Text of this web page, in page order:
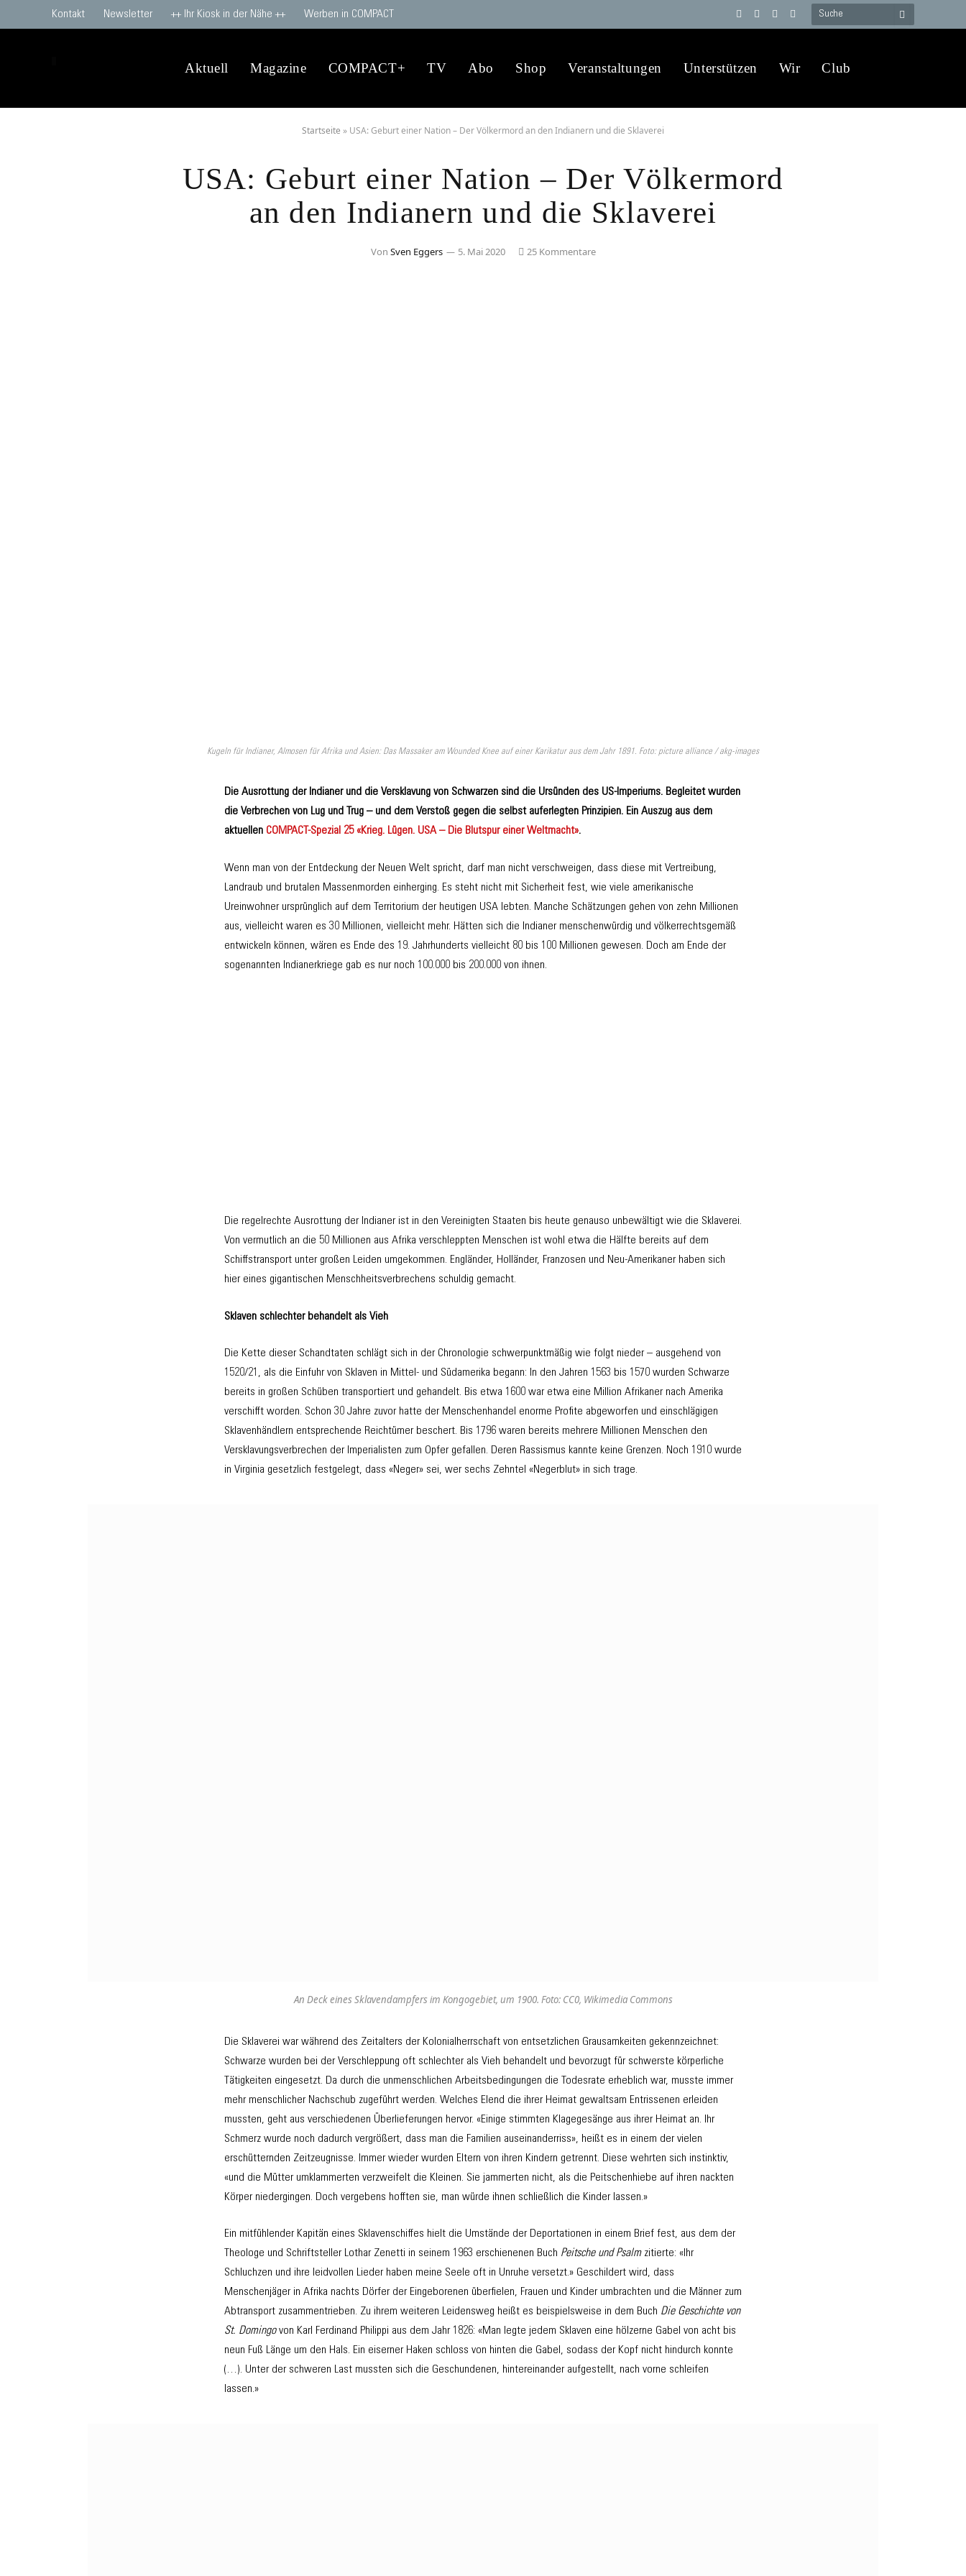
Kontakt Newsletter ++ Ihr Kiosk in der Nähe ++ Werben in COMPACT
Telegram
YouTube
X
WhatsApp
Aktuell Magazine COMPACT+ TV Abo Shop Veranstaltungen Unterstützen Wir Club
Startseite » USA: Geburt einer Nation – Der Völkermord an den Indianern und die Sklaverei
USA: Geburt einer Nation – Der Völkermord
an den Indianern und die Sklaverei
Von Sven Eggers 5. Mai 2020 25 Kommentare
Kugeln für Indianer, Almosen für Afrika und Asien: Das Massaker am Wounded Knee auf einer Karikatur aus dem Jahr 1891. Foto: picture alliance / akg-images
Die Ausrottung der Indianer und die Versklavung von Schwarzen sind die Ursünden des US-Imperiums. Begleitet wurden
die Verbrechen von Lug und Trug – und dem Verstoß gegen die selbst auferlegten Prinzipien. Ein Auszug aus dem
aktuellen COMPACT-Spezial 25 «Krieg. Lügen. USA – Die Blutspur einer Weltmacht».
Wenn man von der Entdeckung der Neuen Welt spricht, darf man nicht verschweigen, dass diese mit Vertreibung,
Landraub und brutalen Massenmorden einherging. Es steht nicht mit Sicherheit fest, wie viele amerikanische
Ureinwohner ursprünglich auf dem Territorium der heutigen USA lebten. Manche Schätzungen gehen von zehn Millionen
aus, vielleicht waren es 30 Millionen, vielleicht mehr. Hätten sich die Indianer menschenwürdig und völkerrechtsgemäß
entwickeln können, wären es Ende des 19. Jahrhunderts vielleicht 80 bis 100 Millionen gewesen. Doch am Ende der
sogenannten Indianerkriege gab es nur noch 100.000 bis 200.000 von ihnen.
Die regelrechte Ausrottung der Indianer ist in den Vereinigten Staaten bis heute genauso unbewältigt wie die Sklaverei.
Von vermutlich an die 50 Millionen aus Afrika verschleppten Menschen ist wohl etwa die Hälfte bereits auf dem
Schiffstransport unter großen Leiden umgekommen. Engländer, Holländer, Franzosen und Neu-Amerikaner haben sich
hier eines gigantischen Menschheitsverbrechens schuldig gemacht.
Sklaven schlechter behandelt als Vieh
Die Kette dieser Schandtaten schlägt sich in der Chronologie schwerpunktmäßig wie folgt nieder – ausgehend von
1520/21, als die Einfuhr von Sklaven in Mittel- und Südamerika begann: In den Jahren 1563 bis 1570 wurden Schwarze
bereits in großen Schüben transportiert und gehandelt. Bis etwa 1600 war etwa eine Million Afrikaner nach Amerika
verschifft worden. Schon 30 Jahre zuvor hatte der Menschenhandel enorme Profite abgeworfen und einschlägigen
Sklavenhändlern entsprechende Reichtümer beschert. Bis 1796 waren bereits mehrere Millionen Menschen den
Versklavungsverbrechen der Imperialisten zum Opfer gefallen. Deren Rassismus kannte keine Grenzen. Noch 1910 wurde
in Virginia gesetzlich festgelegt, dass «Neger» sei, wer sechs Zehntel «Negerblut» in sich trage.
An Deck eines Sklavendampfers im Kongogebiet, um 1900. Foto: CC0, Wikimedia Commons
Die Sklaverei war während des Zeitalters der Kolonialherrschaft von entsetzlichen Grausamkeiten gekennzeichnet:
Schwarze wurden bei der Verschleppung oft schlechter als Vieh behandelt und bevorzugt für schwerste körperliche
Tätigkeiten eingesetzt. Da durch die unmenschlichen Arbeitsbedingungen die Todesrate erheblich war, musste immer
mehr menschlicher Nachschub zugeführt werden. Welches Elend die ihrer Heimat gewaltsam Entrissenen erleiden
mussten, geht aus verschiedenen Überlieferungen hervor. «Einige stimmten Klagegesänge aus ihrer Heimat an. Ihr
Schmerz wurde noch dadurch vergrößert, dass man die Familien auseinanderriss», heißt es in einem der vielen
erschütternden Zeitzeugnisse. Immer wieder wurden Eltern von ihren Kindern getrennt. Diese wehrten sich instinktiv,
«und die Mütter umklammerten verzweifelt die Kleinen. Sie jammerten nicht, als die Peitschenhiebe auf ihren nackten
Körper niedergingen. Doch vergebens hofften sie, man würde ihnen schließlich die Kinder lassen.»
Ein mitfühlender Kapitän eines Sklavenschiffes hielt die Umstände der Deportationen in einem Brief fest, aus dem der
Theologe und Schriftsteller Lothar Zenetti in seinem 1963 erschienenen Buch Peitsche und Psalmzitierte: «Ihr
Schluchzen und ihre leidvollen Lieder haben meine Seele oft in Unruhe versetzt.» Geschildert wird, dass
Menschenjäger in Afrika nachts Dörfer der Eingeborenen überfielen, Frauen und Kinder umbrachten und die Männer zum
Abtransport zusammentrieben. Zu ihrem weiteren Leidensweg heißt es beispielsweise in dem Buch Die Geschichte von
St. Domingovon Karl Ferdinand Philippi aus dem Jahr 1826: «Man legte jedem Sklaven eine hölzerne Gabel von acht bis
neun Fuß Länge um den Hals. Ein eiserner Haken schloss von hinten die Gabel, sodass der Kopf nicht hindurch konnte
(…). Unter der schweren Last mussten sich die Geschundenen, hintereinander aufgestellt, nach vorne schleifen
lassen.»